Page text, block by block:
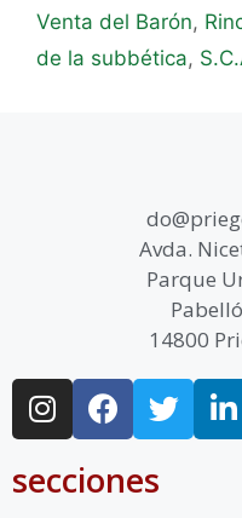
Venta del Barón,
de la subbética,
Avda.
Parque
14800
secciones